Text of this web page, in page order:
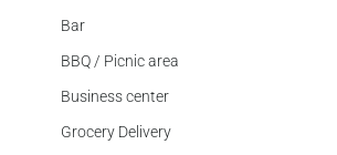
Bar
BBQ / Picnic area
Business center
Grocery Delivery